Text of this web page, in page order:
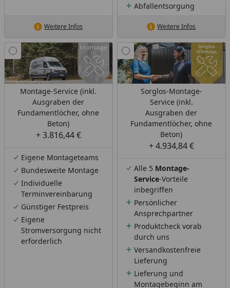
Weitere Infos
Abfallentsorgung
Weitere Infos
Montage-Service (inkl.
Ausgraben der
Fundamentlöcher, ohne
Beton)
+ 3.816,44 €
Eigene Montageteams
Bundesweite Montage
Individuelle
Terminvereinbarung
Günstiger Festpreis
Eigene
Stromversorgung nicht
erforderlich
Sorglos-Montage-
Service (inkl.
Ausgraben der
Fundamentlöcher, ohne
Beton)
+ 4.934,84 €
Alle 5 Montage-
Service-Vorteile
inbegriffen
Persönlicher
Ansprechpartner
Produktcheck vorab
durch uns
Versandkostenfreie
Lieferung
Lieferung und
Montagebeginn am